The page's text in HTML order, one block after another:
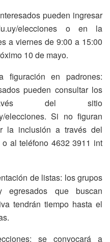
pueden ingresar
elecciones o en la
a viernes de 9:00 a 15:00
10 de mayo.
en padrones:
pueden consultar los
del sitio
elecciones. Si no figuran
la inclusión a través del
o al teléfono 4632 3911 int
de listas: los grupos
egresados que buscan
tendrán tiempo hasta el
se convocará a